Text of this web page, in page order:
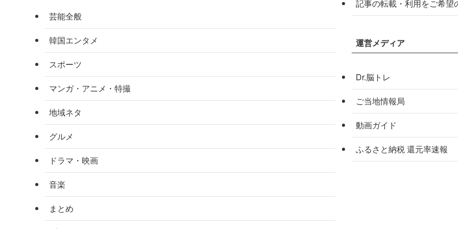
芸能全般
韓国エンタメ
スポーツ
マンガ・アニメ・特撮
地域ネタ
グルメ
ドラマ・映画
音楽
まとめ
記事の転載・利用をご希望
運営メディア
Dr.脳トレ
ご当地情報局
動画ガイド
ふるさと納税 還元率速報